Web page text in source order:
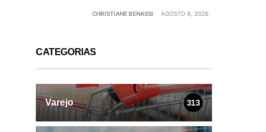
CHRISTIANE BENASSI AGOSTO 6, 2026
CATEGORIAS
Varejo 313